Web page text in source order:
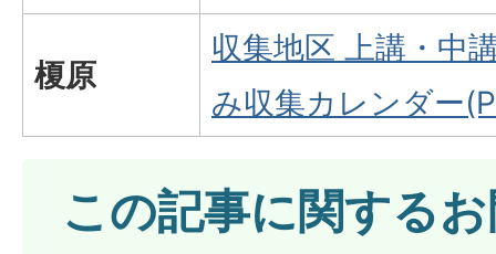
榎原
収集地区 上講・中
み収集カレンダー
この記事に関する